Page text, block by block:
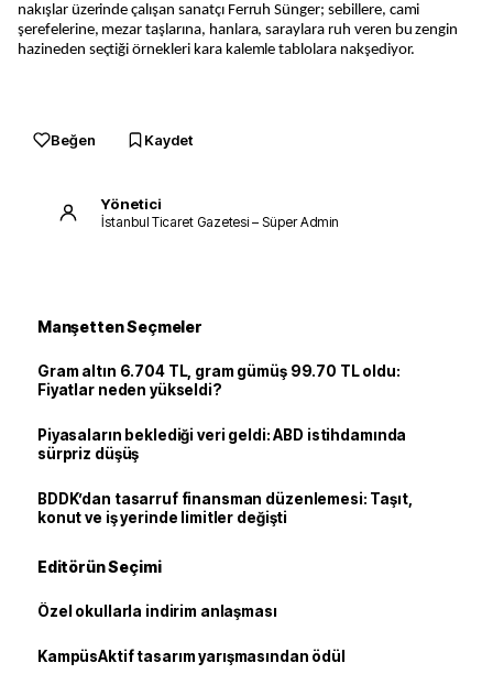
nakışlar üzerinde çalışan sanatçı Ferruh Sünger; sebillere, cami
şerefelerine, mezar taşlarına, hanlara, saraylara ruh veren bu zengin
hazineden seçtiği örnekleri kara kalemle tablolara nakşediyor.
Beğen Kaydet
Yönetici
İstanbul Ticaret Gazetesi – Süper Admin
Manşetten Seçmeler
Gram altın 6.704 TL, gram gümüş 99.70 TL oldu:
Fiyatlar neden yükseldi?
Piyasaların beklediği veri geldi: ABD istihdamında
sürpriz düşüş
BDDK’dan tasarruf finansman düzenlemesi: Taşıt,
konut ve iş yerinde limitler değişti
Editörün Seçimi
Özel okullarla indirim anlaşması
KampüsAktif tasarım yarışmasından ödül